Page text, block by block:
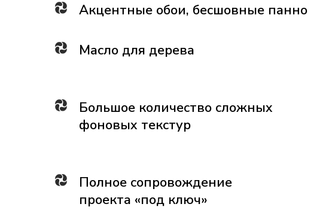
Акцентные обои, бесшовные панно
Масло для дерева
Большое количество сложных
фоновых текстур
Полное сопровождение
проекта «под ключ»